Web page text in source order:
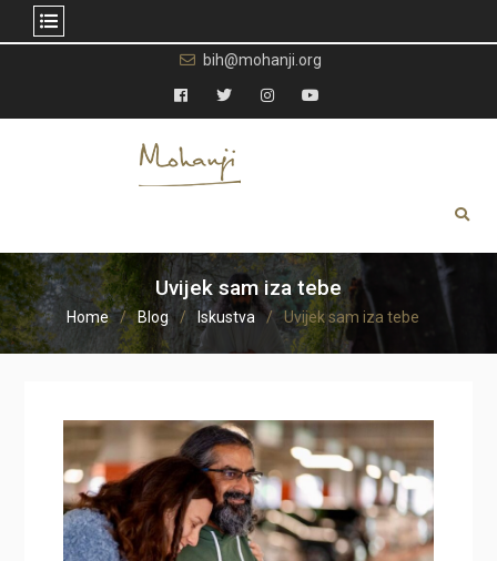
content
bih@mohanji.org
Facebook
TwitterInstagramYouTube
Uvijek sam iza tebe
Home Blog Iskustva Uvijek sam iza tebe